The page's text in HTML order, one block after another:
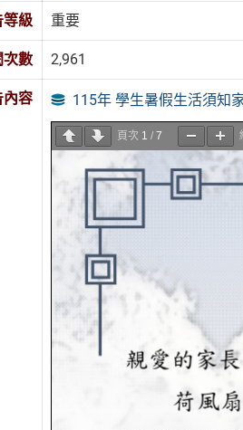
等級 重要
次數 2,961
內容 115年 學生暑假生活須知
頁次 1 /7